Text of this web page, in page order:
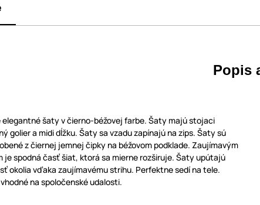
Popis
elegantné šaty v čierno-béžovej farbe. Šaty majú stojaci
golier a midi dĺžku. Šaty sa vzadu zapínajú na zips. Šaty sú
z čiernej jemnej čipky na béžovom podklade. Zaujímavým
je spodná časť šiat, ktorá sa mierne rozširuje. Šaty upútajú
okolia vďaka zaujímavému strihu. Perfektne sedí na tele.
na spoločenské udalosti.